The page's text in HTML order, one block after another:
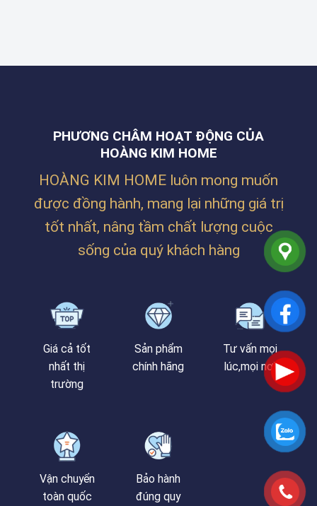
PHƯỚC
MAX
RÈM
SIÊU
ẤM
CỦA
CHỊ
TẠI
BÁ
VÀNH
PHƯƠNG CHÂM HOẠT ĐỘNG CỦA
HOÀNG KIM HOME
HOÀNG KIM HOME luôn mong muốn
được đồng hành, mang lại những giá trị
tốt nhất, nâng tầm chất lượng cuộc
sống của quý khách hàng
Giá cả tốt
nhất thị
trường
Sản phẩm
chính hãng
Tư vấn mọi
lúc,mọi nơi
Vận chuyển
toàn quốc
Bảo hành
đúng quy